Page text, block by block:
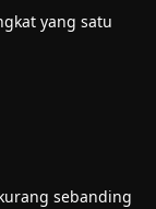
yang satu
sebanding